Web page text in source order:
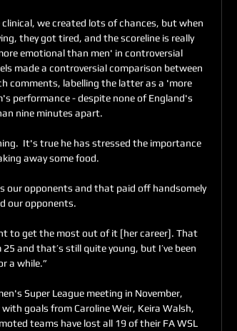
we created lots of chances, but when
they got tired, and the scoreline is really
emotional than men' in controversial
made a controversial comparison between
comments, labelling the latter as a 'more
performance - despite none of England's
nine minutes apart.
It's true he has stressed the importance
away some food.
our opponents and that paid off handsomely
our opponents.
to get the most out of it [her career]. That
and that’s still quite young, but I’ve been
a while.”
Super League meeting in November,
goals from Caroline Weir, Keira Walsh,
teams have lost all 19 of their FA WSL